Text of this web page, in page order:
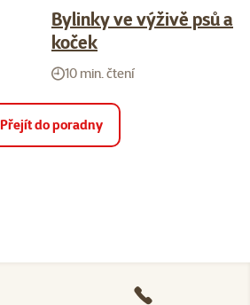
Bylinky ve výživě psů a
koček
10 min. čtení
Přejít do poradny